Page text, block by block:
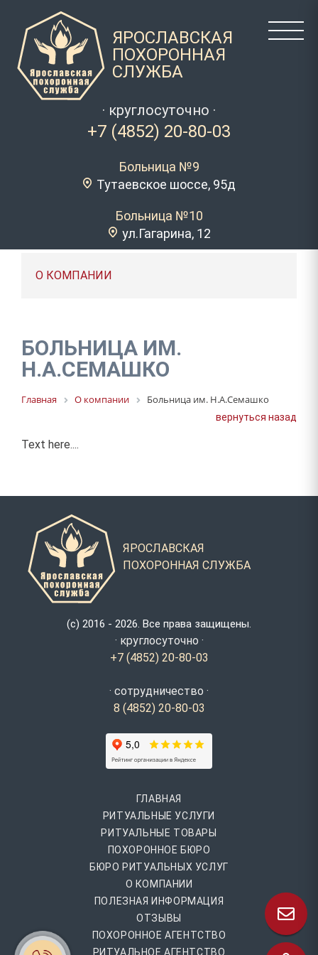
ЯРОСЛАВСКАЯ
ПОХОРОННАЯ
СЛУЖБА
· круглосуточно ·
+7 (4852) 20-80-03
Больница №9
Тутаевское шоссе, 95д
Больница №10
ул.Гагарина, 12
О КОМПАНИИ
НАШ АВТОПАРК
ФОТОГАЛЕРЕЯ
БОЛЬНИЦА ИМ.
Н.А.СЕМАШКО
Главная О компании Больница им. Н.А.Семашко
вернуться назад
Text here....
ЯРОСЛАВСКАЯ
ПОХОРОННАЯ СЛУЖБА
(с) 2016 - 2026. Все права защищены.
· круглосуточно ·
+7 (4852) 20-80-03
· сотрудничество ·
8 (4852) 20-80-03
ГЛАВНАЯ
РИТУАЛЬНЫЕ УСЛУГИ
РИТУАЛЬНЫЕ ТОВАРЫ
ПОХОРОННОЕ БЮРО
БЮРО РИТУАЛЬНЫХ УСЛУГ
О КОМПАНИИ
ПОЛЕЗНАЯ ИНФОРМАЦИЯ
ОТЗЫВЫ
ПОХОРОННОЕ АГЕНТСТВО
РИТУАЛЬНОЕ АГЕНТСТВО